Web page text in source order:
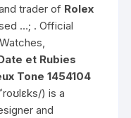
trader of Rolex
…; . Official
et Rubies
Tone 1454104
) is a
and